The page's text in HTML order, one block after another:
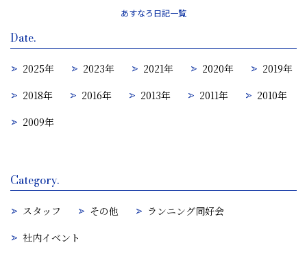
一覧
Date.
2025年 2023年 2021年 2020年
2019年
2018年
2016年 2013年 2011年
2010年
2009年
Category.
スタッフ その他
ランニング同好会
社内イベント